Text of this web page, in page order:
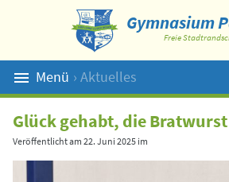
Gymnasium
Freie
Menü › Aktuelles
Suche
Glück gehabt, die
Veröffentlicht am 22. Juni 2025 im